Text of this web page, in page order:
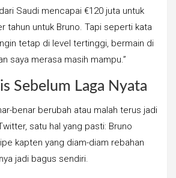
Saudi mencapai €120 juta untuk
tahun untuk Bruno. Tapi seperti kata
tetap di level tertinggi, bermain di
saya merasa masih mampu.”
Sebelum Laga Nyata
benar berubah atau malah terus jadi
satu hal yang pasti: Bruno
kapten yang diam-diam rebahan
jadi bagus sendiri.